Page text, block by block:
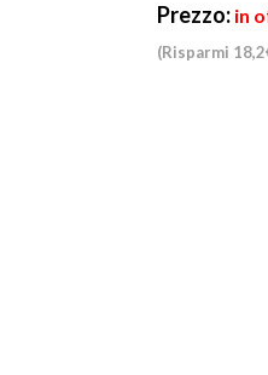
Prezzo: in
(Risparmi